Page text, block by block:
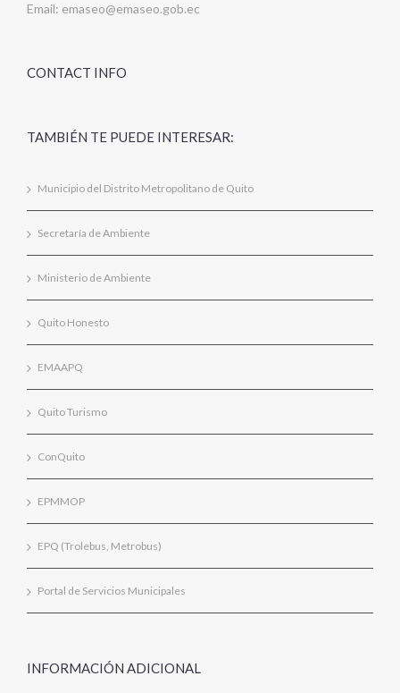
Email: emaseo@emaseo.gob.ec
CONTACT INFO
TAMBIÉN TE PUEDE INTERESAR:
Municipio del Distrito Metropolitano de Quito
Secretaría de Ambiente
Ministerio de Ambiente
Quito Honesto
EMAAPQ
Quito Turismo
ConQuito
EPMMOP
EPQ (Trolebus, Metrobus)
Portal de Servicios Municipales
INFORMACIÓN ADICIONAL